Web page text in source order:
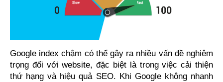
Google index chậm có thể gây ra nhiều vấn đề nghiêm
trọng đối với website, đặc biệt là trong việc cải thiện
thứ hạng và hiệu quả SEO. Khi Google không nhanh